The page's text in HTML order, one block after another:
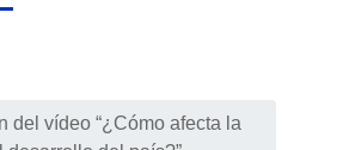
del vídeo “¿Cómo afecta la